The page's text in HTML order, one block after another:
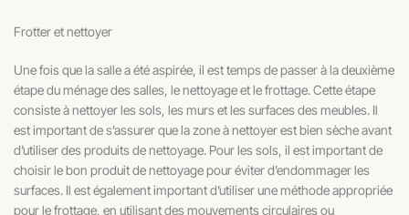
Frotter et nettoyer
Une fois que la salle a été aspirée, il est temps de passer à la deuxième
étape du ménage des salles, le nettoyage et le frottage. Cette étape
consiste à nettoyer les sols, les murs et les surfaces des meubles. Il
est important de s’assurer que la zone à nettoyer est bien sèche avant
d’utiliser des produits de nettoyage. Pour les sols, il est important de
choisir le bon produit de nettoyage pour éviter d’endommager les
surfaces. Il est également important d’utiliser une méthode appropriée
pour le frottage, en utilisant des mouvements circulaires ou